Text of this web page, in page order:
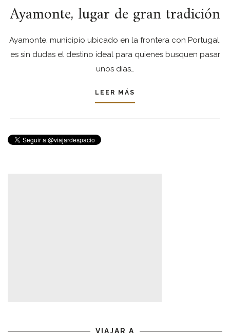
Ayamonte, lugar de gran tradición
Ayamonte, municipio ubicado en la frontera con Portugal,
es sin dudas el destino ideal para quienes busquen pasar
unos días…
LEER MÁS
VIAJAR A